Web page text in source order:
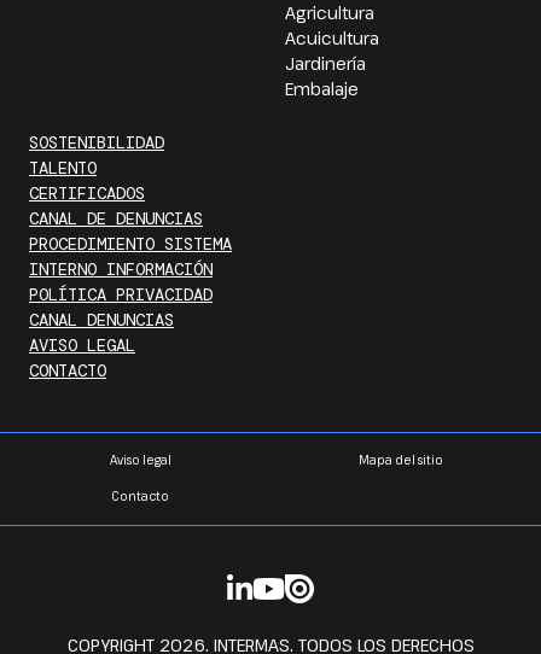
Agricultura
Acuicultura
Jardinería
Embalaje
SOSTENIBILIDAD
TALENTO
CERTIFICADOS
CANAL DE DENUNCIAS
PROCEDIMIENTO SISTEMA
INTERNO INFORMACIÓN
POLÍTICA PRIVACIDAD
CANAL DENUNCIAS
AVISO LEGAL
CONTACTO
Aviso legal Mapa del sitio
Contacto
COPYRIGHT 2026. INTERMAS. TODOS LOS DERECHOS